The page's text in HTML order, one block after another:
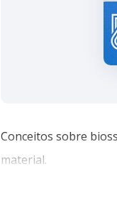
Conceitos sobre
material.